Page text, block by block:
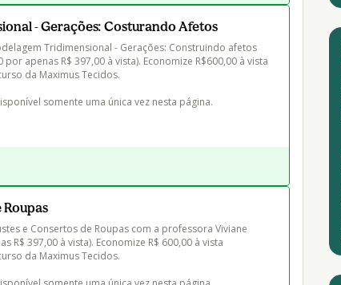
- Gerações: Costurando Afetos
Tridimensional - Gerações: Construindo afetos
por apenas R$ 397,00 à vista). Economize R$600,00 à vista
da Maximus Tecidos.
somente uma única vez nesta página.
Roupas
e Consertos de Roupas com a professora Viviane
R$ 397,00 à vista). Economize R$ 600,00 à vista
da Maximus Tecidos.